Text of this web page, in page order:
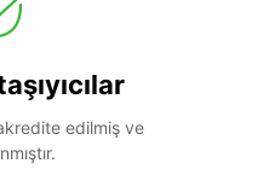
akredite edilmiş ve